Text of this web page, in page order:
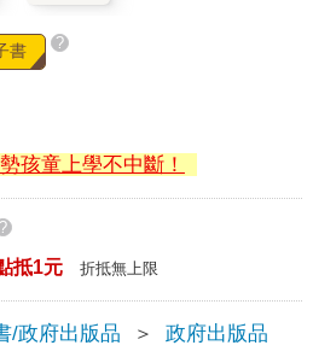
書 ?
孩童上學不中斷！
?
抵1元 折抵無上限
/政府出版品 ＞
政府出版品